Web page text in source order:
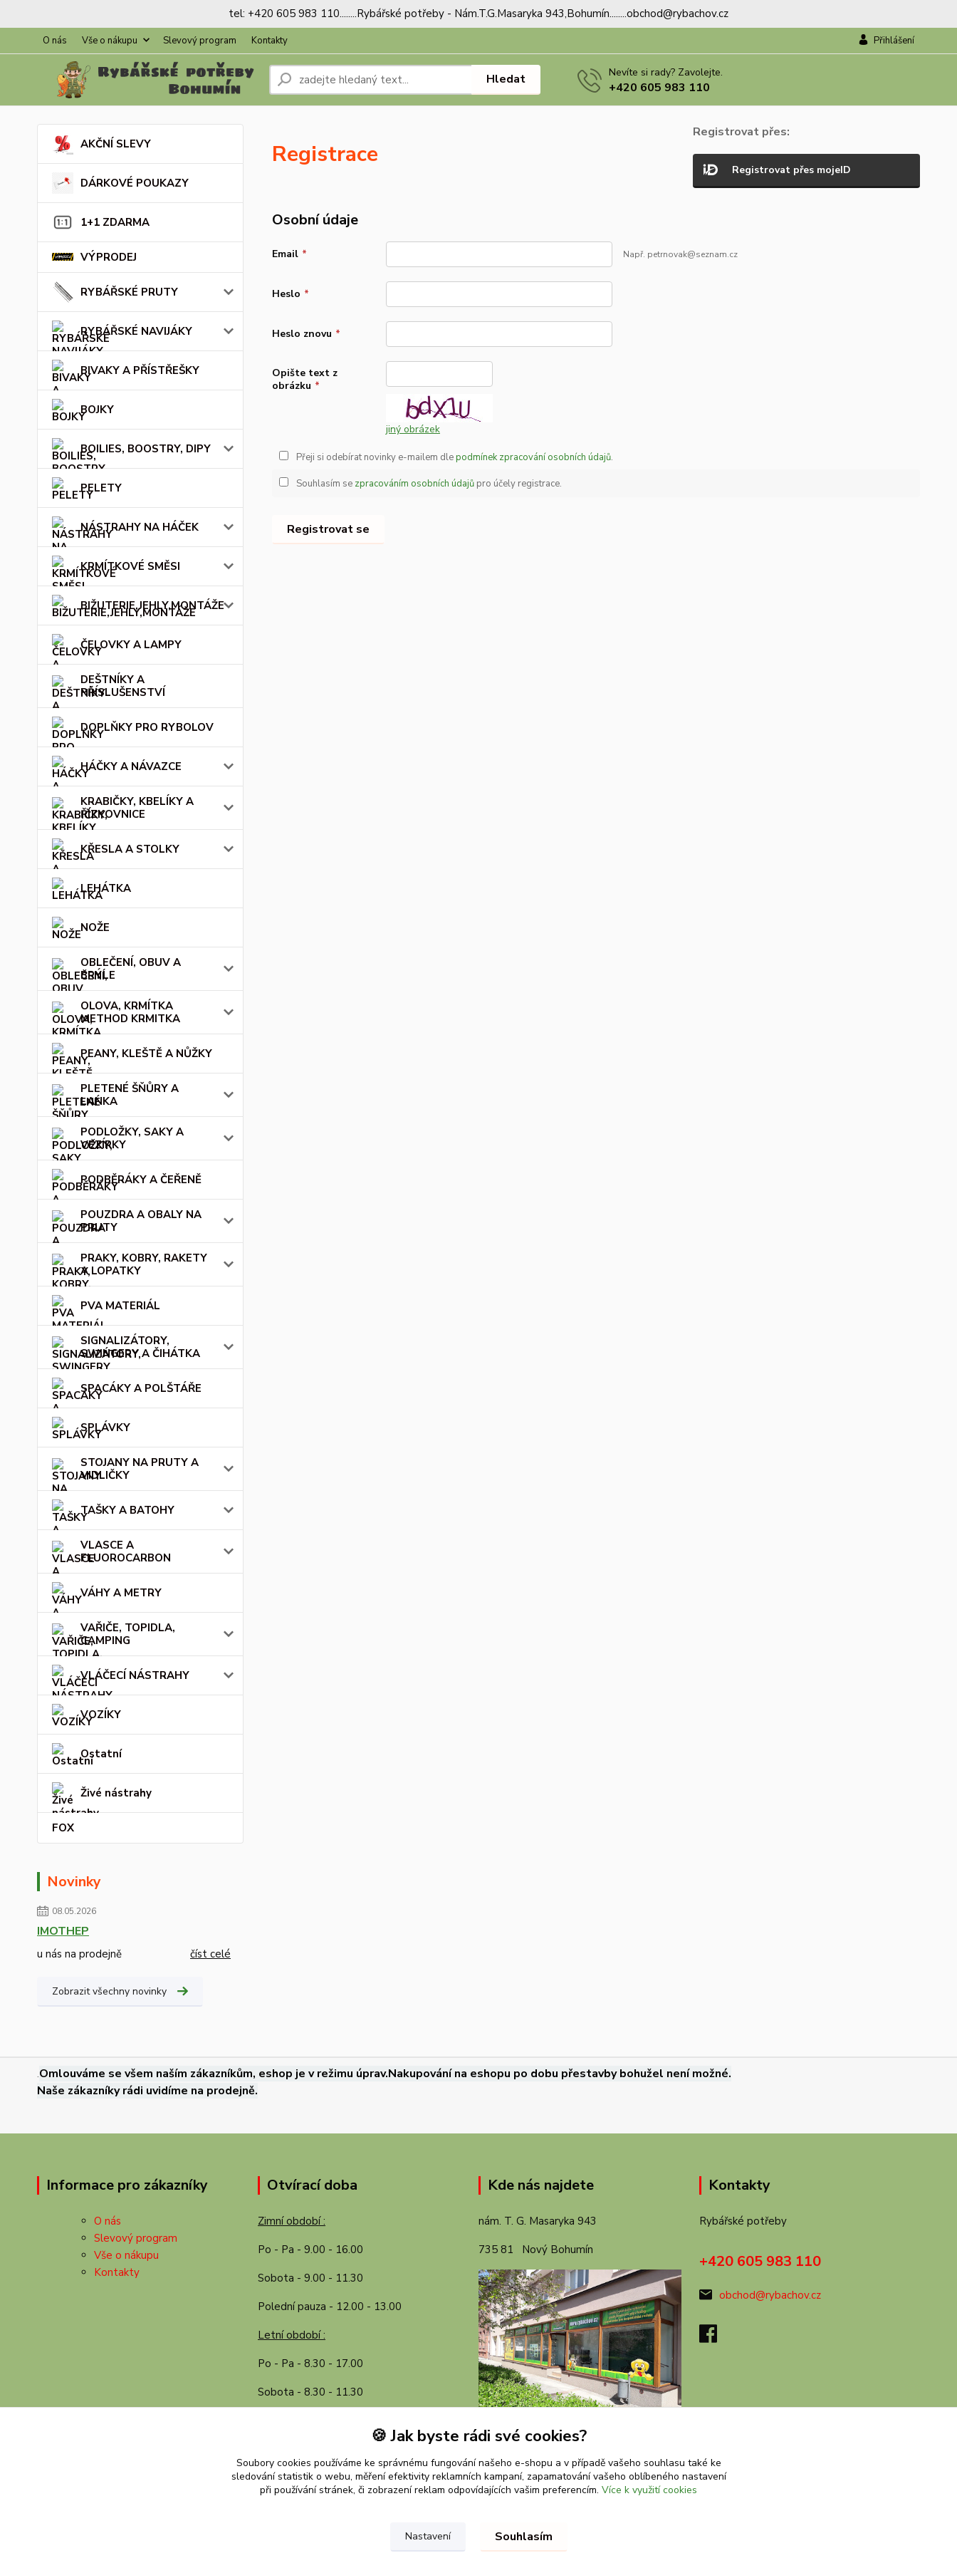
tel: +420 605 983 110........Rybářské potřeby - Nám.T.G.Masaryka 943,Bohumín........obchod@rybachov.cz
O nás Vše o nákupu Slevový program Kontakty Přihlášení
Hledat Nevíte si rady? Zavolejte.
+420 605 983 110
AKČNÍ SLEVY
DÁRKOVÉ POUKAZY
1+1 ZDARMA
VÝPRODEJ
RYBÁŘSKÉ PRUTY
RYBÁŘSKÉ NAVIJÁKY
BIVAKY A PŘÍSTŘEŠKY
BOJKY
BOILIES, BOOSTRY, DIPY
PELETY
NÁSTRAHY NA HÁČEK
KRMÍTKOVÉ SMĚSI
BIŽUTERIE,JEHLY,MONTÁŽE
ČELOVKY A LAMPY
DEŠTNÍKY A
PŘÍSLUŠENSTVÍ
DOPLŇKY PRO RYBOLOV
HÁČKY A NÁVAZCE
KRABIČKY, KBELÍKY A
ŘÍZKOVNICE
KŘESLA A STOLKY
LEHÁTKA
NOŽE
OBLEČENÍ, OBUV A
BRÝLE
OLOVA, KRMÍTKA
METHOD KRMITKA
PEANY, KLEŠTĚ A NŮŽKY
PLETENÉ ŠŇŮRY A
LANKA
PODLOŽKY, SAKY A
VEZÍRKY
PODBĚRÁKY A ČEŘENĚ
POUZDRA A OBALY NA
PRUTY
PRAKY, KOBRY, RAKETY
A LOPATKY
PVA MATERIÁL
SIGNALIZÁTORY,
SWINGERY A ČIHÁTKA
SPACÁKY A POLŠTÁŘE
SPLÁVKY
STOJANY NA PRUTY A
VIDLIČKY
TAŠKY A BATOHY
VLASCE A
FLUOROCARBON
VÁHY A METRY
VAŘIČE, TOPIDLA,
CAMPING
VLÁČECÍ NÁSTRAHY
VOZÍKY
Ostatní
Živé nástrahy
FOX
Novinky
08.05.2026
IMOTHEP
u nás na prodejně číst celé
Zobrazit všechny novinky
Registrace
Registrovat přes:
Registrovat přes mojeID
Osobní údaje
Email * Např. petrnovak@seznam.cz
Heslo *
Heslo znovu *
Opište text z
obrázku *
jiný obrázek
Přeji si odebírat novinky e-mailem dlepodmínek zpracování osobních údajů.
Souhlasím se zpracováním osobních údajůpro účely registrace.
Registrovat se
.Omlouváme se všem naším zákazníkům, eshop je v režimu úprav.Nakupování na eshopu po dobu přestavby bohužel není možné.
Naše zákazníky rádi uvidíme na prodejně.
Informace pro zákazníky
O nás
Slevový program
Vše o nákupu
Kontakty
Otvírací doba
Zimní období :
Po - Pa - 9.00 - 16.00
Sobota - 9.00 - 11.30
Polední pauza - 12.00 - 13.00
Letní období :
Po - Pa - 8.30 - 17.00
Sobota - 8.30 - 11.30
Kde nás najdete
nám. T. G. Masaryka 943
735 81 Nový Bohumín
Kontakty
Rybářské potřeby
+420 605 983 110
obchod@rybachov.cz
🍪 Jak byste rádi své cookies?
Soubory cookies používáme ke správnému fungování našeho e-shopu a v případě vašeho souhlasu také ke
sledování statistik o webu, měření efektivity reklamních kampaní, zapamatování vašeho oblíbeného nastavení
při používání stránek, či zobrazení reklam odpovídajících vašim preferencím. Více k využití cookies
Nastavení Souhlasím